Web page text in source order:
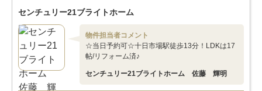
センチュリー21ブライトホーム
物件担当者コメント
☆当日予約可☆十日市場駅徒歩13分！LDKは17
帖/リフォーム済♪
センチュリー21ブライトホーム 佐藤 輝明